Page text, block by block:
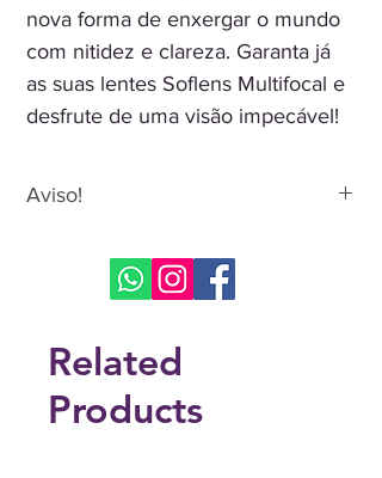
nova forma de enxergar o mundo
com nitidez e clareza. Garanta já
as suas lentes Soflens Multifocal e
desfrute de uma visão impecável!
Aviso!
primeira vez de uso, procure um
médico e realize os testes necessários.
ou E-mail para informar os graus de
Related
Products